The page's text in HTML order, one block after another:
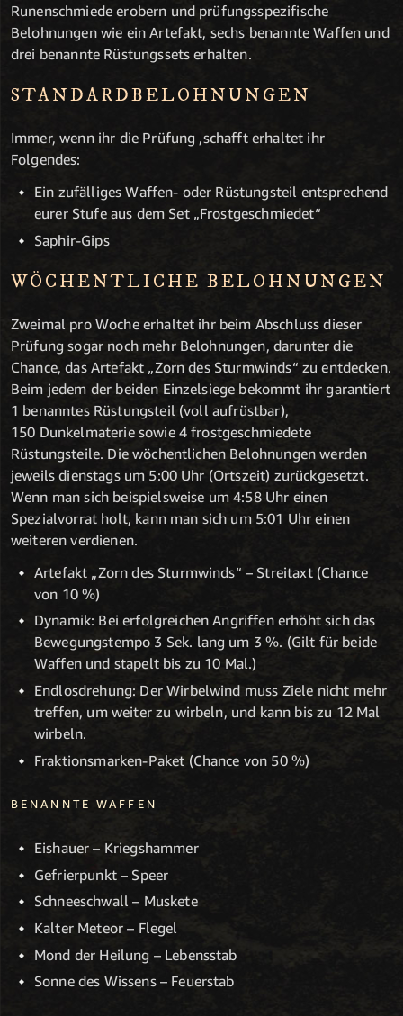
Runenschmiede erobern und prüfungsspezifische
Belohnungen wie ein Artefakt, sechs benannte Waffen und
drei benannte Rüstungssets erhalten.
STANDARDBELOHNUNGEN
Immer, wenn ihr die Prüfung ,schafft erhaltet ihr
Folgendes:
Ein zufälliges Waffen- oder Rüstungsteil entsprechend
eurer Stufe aus dem Set „Frostgeschmiedet“
Saphir-Gips
WÖCHENTLICHE BELOHNUNGEN
Zweimal pro Woche erhaltet ihr beim Abschluss dieser
Prüfung sogar noch mehr Belohnungen, darunter die
Chance, das Artefakt „Zorn des Sturmwinds“ zu entdecken.
Beim jedem der beiden Einzelsiege bekommt ihr garantiert
1 benanntes Rüstungsteil (voll aufrüstbar),
150 Dunkelmaterie sowie 4 frostgeschmiedete
Rüstungsteile. Die wöchentlichen Belohnungen werden
jeweils dienstags um 5:00 Uhr (Ortszeit) zurückgesetzt.
Wenn man sich beispielsweise um 4:58 Uhr einen
Spezialvorrat holt, kann man sich um 5:01 Uhr einen
weiteren verdienen.
Artefakt „Zorn des Sturmwinds“ – Streitaxt (Chance
von 10 %)
Dynamik: Bei erfolgreichen Angriffen erhöht sich das
Bewegungstempo 3 Sek. lang um 3 %. (Gilt für beide
Waffen und stapelt bis zu 10 Mal.)
Endlosdrehung: Der Wirbelwind muss Ziele nicht mehr
treffen, um weiter zu wirbeln, und kann bis zu 12 Mal
wirbeln.
Fraktionsmarken-Paket (Chance von 50 %)
BENANNTE WAFFEN
Eishauer – Kriegshammer
Gefrierpunkt – Speer
Schneeschwall – Muskete
Kalter Meteor – Flegel
Mond der Heilung – Lebensstab
Sonne des Wissens – Feuerstab